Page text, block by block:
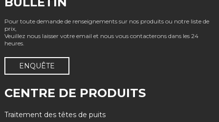
Pour toute demande de renseignements sur nos produits ou notre liste de
prix,
Veuillez nous laisser votre email et nous vous contacterons dans les 24
heures.
ENQUÊTE
CENTRE DE PRODUITS
Traitement des têtes de puits